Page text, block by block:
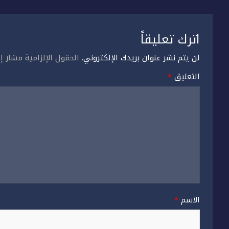
اترك تعليقاً
لن يتم نشر عنوان بريدك الإلكتروني. الحقول الإلزامية مشار
التعليق*
الاسم*